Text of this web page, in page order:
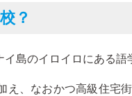
？
島のイロイロにある語
え、なおかつ高級住宅